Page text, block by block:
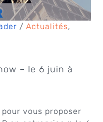
/ Actualités,
– le 6 juin à
pour vous proposer